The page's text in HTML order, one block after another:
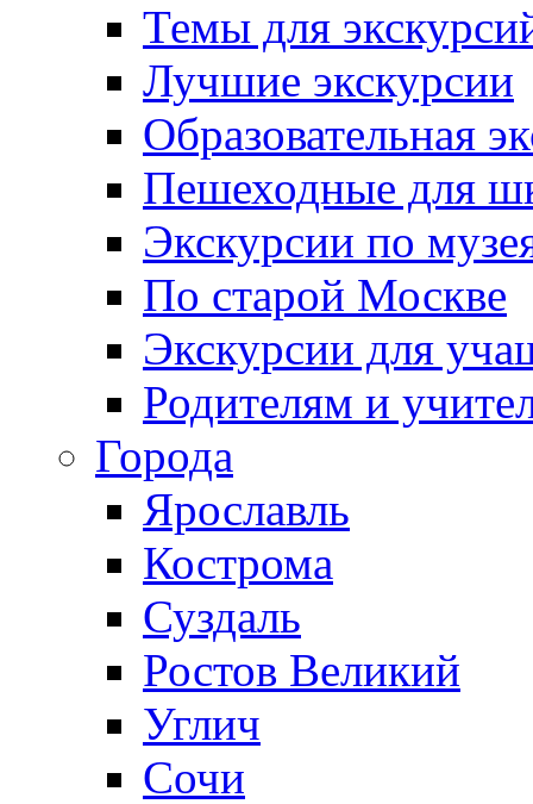
Темы для
Лучшие экскурсии
Образовательная
Пешеходные для
Экскурсии по
По старой Москве
Экскурсии для
Родителям и
Города
Ярославль
Кострома
Суздаль
Ростов Великий
Углич
Сочи